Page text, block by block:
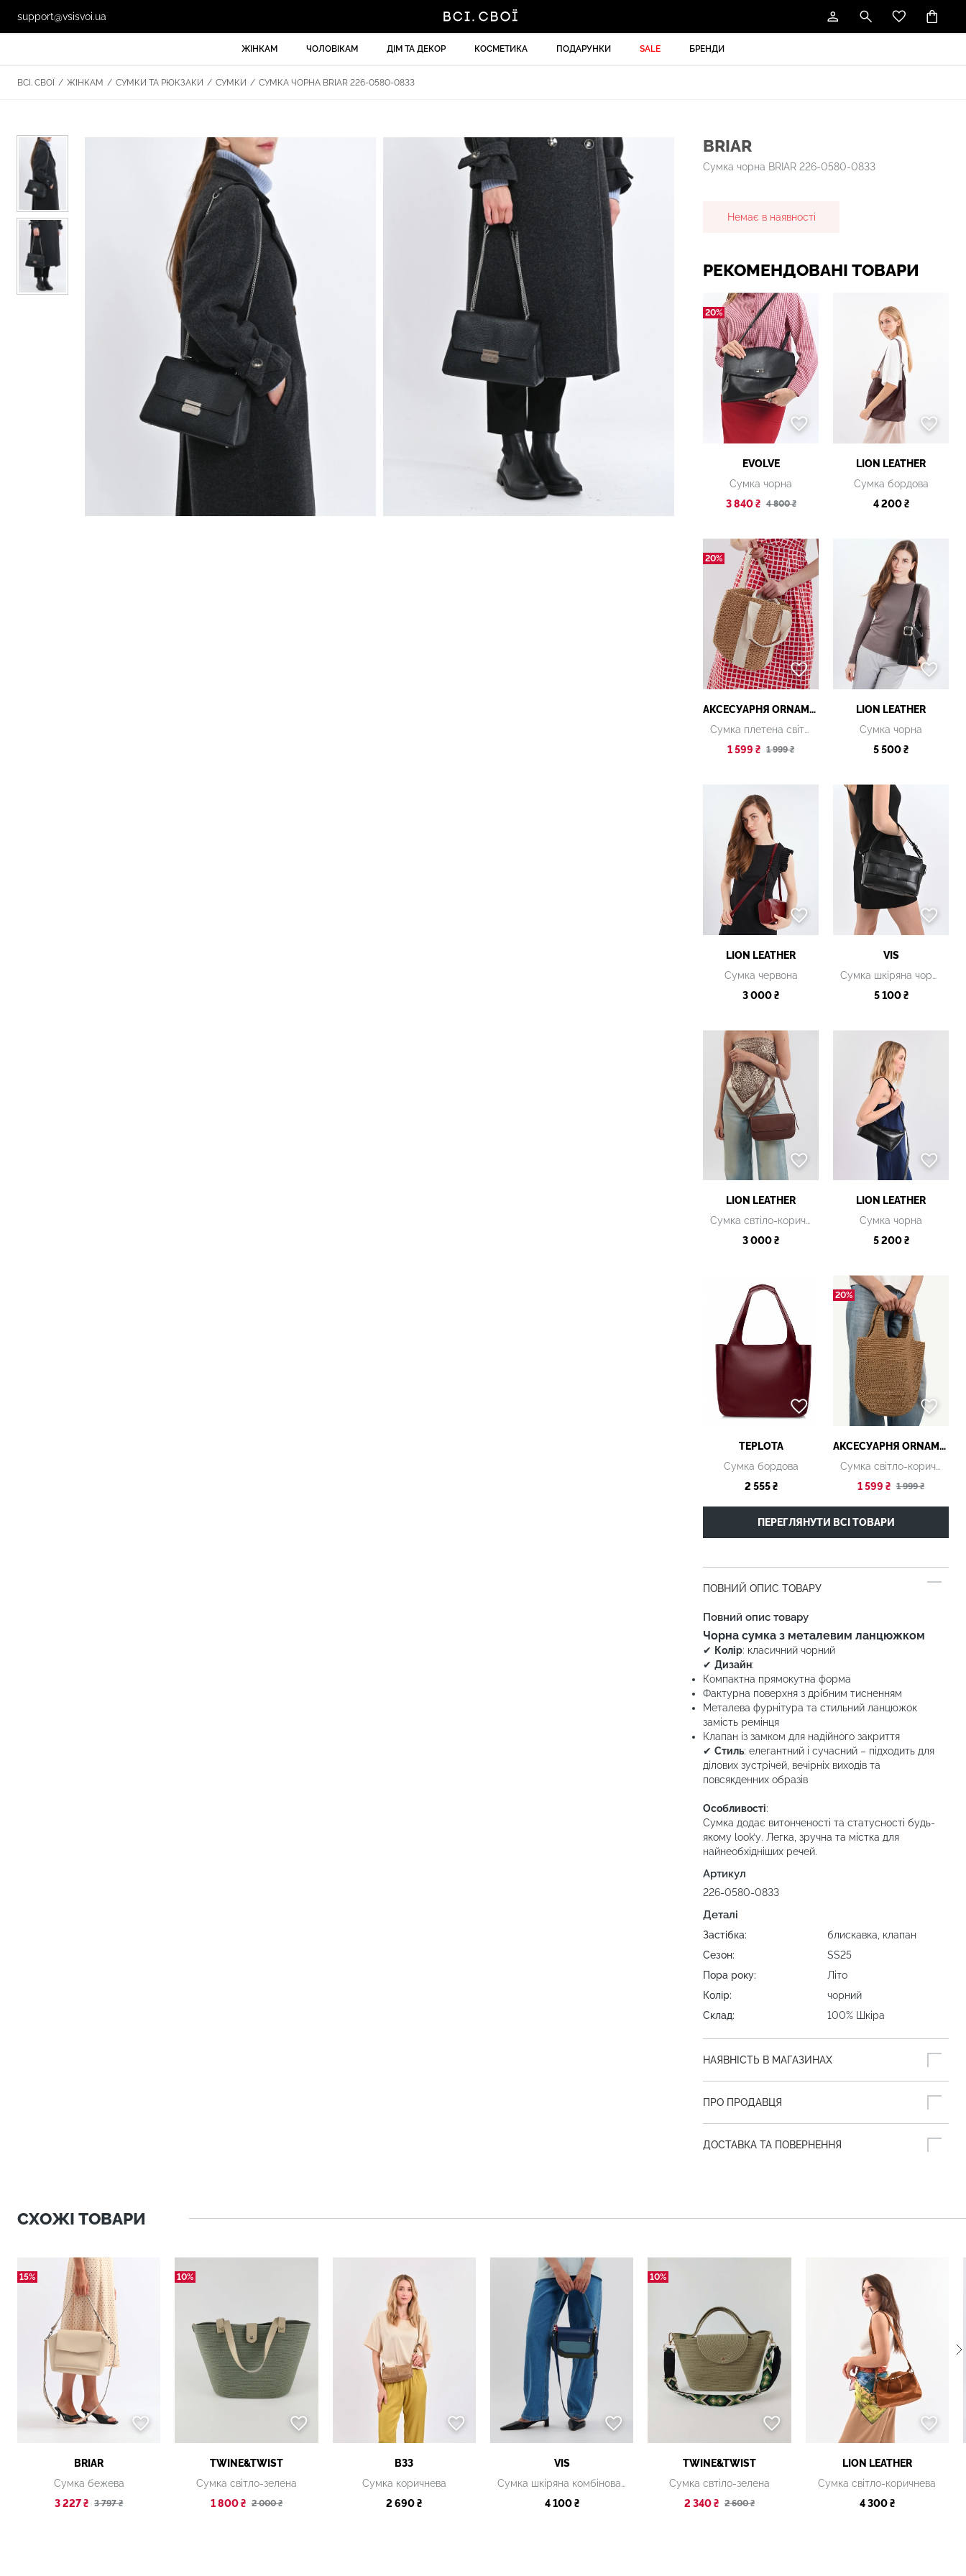
support@vsisvoi.ua
ЖІНКАМ ЧОЛОВІКАМ ДІМ ТА ДЕКОР КОСМЕТИКА ПОДАРУНКИ SALE БРЕНДИ
ВСІ. СВОЇ / ЖІНКАМ / СУМКИ ТА РЮКЗАКИ / СУМКИ / СУМКА ЧОРНА BRIAR 226-0580-0833
BRIAR
Сумка чорна BRIAR 226-0580-0833
Немає в наявності
РЕКОМЕНДОВАНІ ТОВАРИ
20%
EVOLVE
Сумка чорна
3 840 ₴ 4 800 ₴
LION LEATHER
Сумка бордова
4 200 ₴
20%
АКСЕСУАРНЯ ОRNAMENT
Сумка плетена світло-коричнева
1 599 ₴ 1 999 ₴
LION LEATHER
Сумка чорна
5 500 ₴
LION LEATHER
Сумка червона
3 000 ₴
VIS
Сумка шкіряна чорна
5 100 ₴
LION LEATHER
Сумка свтіло-коричнева
3 000 ₴
LION LEATHER
Сумка чорна
5 200 ₴
TEPLOTA
Сумка бордова
2 555 ₴
20%
АКСЕСУАРНЯ ОRNAMENT
Сумка світло-коричнева
1 599 ₴ 1 999 ₴
ПЕРЕГЛЯНУТИ ВСІ ТОВАРИ
ПОВНИЙ ОПИС ТОВАРУ
Повний опис товару
Чорна сумка з металевим ланцюжком
✔ Колір: класичний чорний
✔ Дизайн:
Компактна прямокутна форма
Фактурна поверхня з дрібним тисненням
Металева фурнітура та стильний ланцюжок
замість ремінця
Клапан із замком для надійного закриття
✔ Стиль: елегантний і сучасний – підходить для
ділових зустрічей, вечірніх виходів та
повсякденних образів
Особливості:
Сумка додає витонченості та статусності будь-
якому look’у. Легка, зручна та містка для
найнеобхідніших речей.
Артикул
226-0580-0833
Деталі
Застібка:
блискавка, клапан
Сезон:
SS25
Пора року:
Літо
Колір:
чорний
Склад:
100% Шкіра
НАЯВНІСТЬ В МАГАЗИНАХ
ПРО ПРОДАВЦЯ
ДОСТАВКА ТА ПОВЕРНЕННЯ
СХОЖІ ТОВАРИ
15%
BRIAR
Сумка бежева
3 227 ₴ 3 797 ₴
10%
TWINE&TWIST
Сумка світло-зелена
1 800 ₴ 2 000 ₴
B33
Сумка коричнева
2 690 ₴
VIS
Сумка шкіряна комбінована синьо-зелена
4 100 ₴
10%
TWINE&TWIST
Сумка свтіло-зелена
2 340 ₴ 2 600 ₴
LION LEATHER
Сумка світло-коричнева
4 300 ₴